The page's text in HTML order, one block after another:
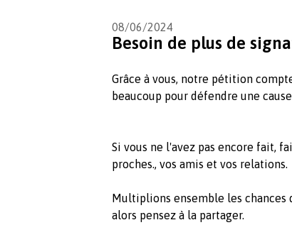
08/06/2024
Besoin de plus de
Grâce à vous, notre pétition
beaucoup pour défendre une
Si vous ne l'avez pas encore fait,
proches., vos amis et vos relations.
Multiplions ensemble les
alors pensez à la partager.